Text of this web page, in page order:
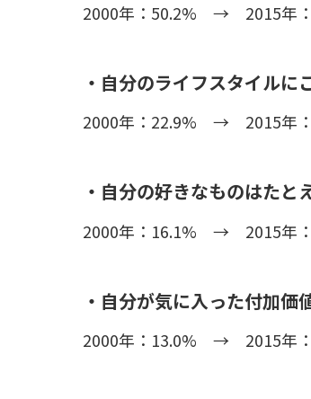
2000年：50.2% → 2015年
・自分のライフスタイルに
2000年：22.9% → 2015年
・自分の好きなものはたと
2000年：16.1% → 2015年
・自分が気に入った付加価
2000年：13.0% → 2015年